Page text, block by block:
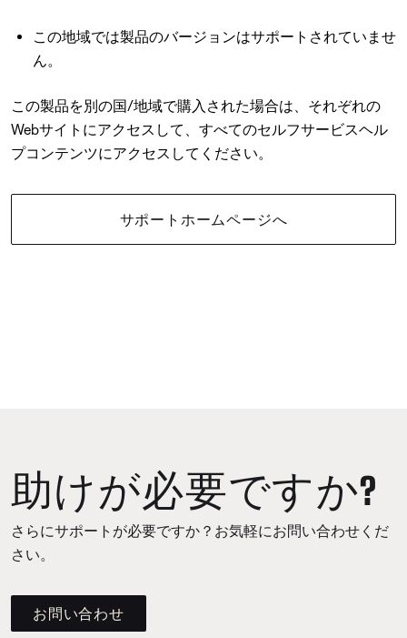
この地域では製品のバージョンはサポートされていませ
ん。
この製品を別の国/地域で購入された場合は、それぞれの
Webサイトにアクセスして、すべてのセルフサービスヘル
プコンテンツにアクセスしてください。
サポートホームページへ
助けが必要ですか?
さらにサポートが必要ですか？お気軽にお問い合わせくだ
さい。
お問い合わせ